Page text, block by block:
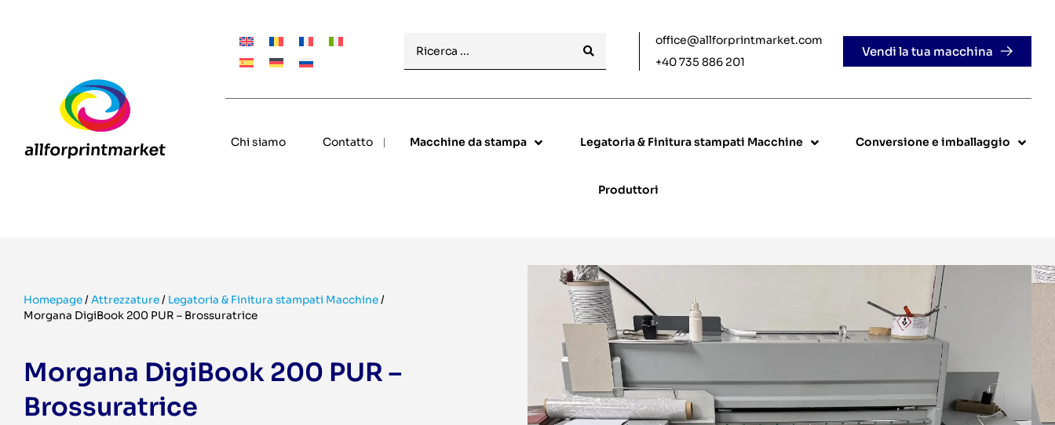
office@allforprintmarket.com
+40 735 886 201
Vendi la tua macchina
Chi siamo Contatto Macchine da stampa Legatoria & Finitura stampati Macchine Conversione e imballaggio
Produttori
Homepage/Attrezzature/ Legatoria & Finitura stampati Macchine/
Morgana DigiBook 200 PUR – Brossuratrice
Morgana DigiBook 200 PUR –
Brossuratrice